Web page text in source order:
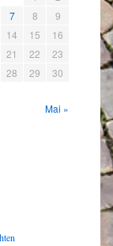
7 8
9
14 15
16
21 22
23
28 29
30
Mai »